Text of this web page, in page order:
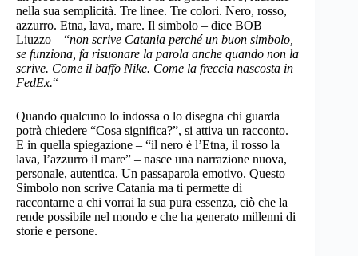
nella sua semplicità. Tre linee. Tre colori. Nero, rosso,
azzurro. Etna, lava, mare. Il simbolo – dice BOB
Liuzzo – “non scrive Catania perché un buon simbolo,
se funziona, fa risuonare la parola anche quando non la
scrive. Come il baffo Nike. Come la freccia nascosta in
FedEx.“
Quando qualcuno lo indossa o lo disegna chi guarda
potrà chiedere “Cosa significa?”, si attiva un racconto.
E in quella spiegazione – “il nero è l’Etna, il rosso la
lava, l’azzurro il mare” – nasce una narrazione nuova,
personale, autentica. Un passaparola emotivo. Questo
Simbolo non scrive Catania ma ti permette di
raccontarne a chi vorrai la sua pura essenza, ciò che la
rende possibile nel mondo e che ha generato millenni di
storie e persone.